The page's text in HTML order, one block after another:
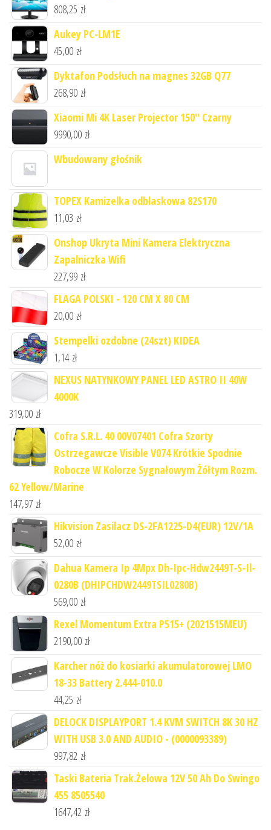
808,25 zł
Aukey PC-LM1E
45,00 zł
Dyktafon Podsłuch na magnes 32GB Q77
268,90 zł
Xiaomi Mi 4K Laser Projector 150'' Czarny
9990,00 zł
Wbudowany głośnik
TOPEX Kamizelka odblaskowa 82S170
11,03 zł
Onshop Ukryta Mini Kamera Elektryczna
Zapalniczka Wifi
227,99 zł
FLAGA POLSKI - 120 CM X 80 CM
20,00 zł
Stempelki ozdobne (24szt) KIDEA
1,14 zł
NEXUS NATYNKOWY PANEL LED ASTRO II 40W
4000K
319,00 zł
Cofra S.R.L. 40 00V07401 Cofra Szorty
Ostrzegawcze Visible V074 Krótkie Spodnie
Robocze W Kolorze Sygnałowym Żółtym Rozm.
62 Yellow/Marine
147,97 zł
Hikvision Zasilacz DS-2FA1225-D4(EUR) 12V/1A
52,00 zł
Dahua Kamera Ip 4Mpx Dh-Ipc-Hdw2449T-S-Il-
0280B (DHIPCHDW2449TSIL0280B)
569,00 zł
Rexel Momentum Extra P515+ (2021515MEU)
2190,00 zł
Karcher nóż do kosiarki akumulatorowej LMO
18-33 Battery 2.444-010.0
44,25 zł
DELOCK DISPLAYPORT 1.4 KVM SWITCH 8K 30 HZ
WITH USB 3.0 AND AUDIO - (0000093389)
997,82 zł
Taski Bateria Trak.Żelowa 12V 50 Ah Do Swingo
455 8505540
1647,42 zł